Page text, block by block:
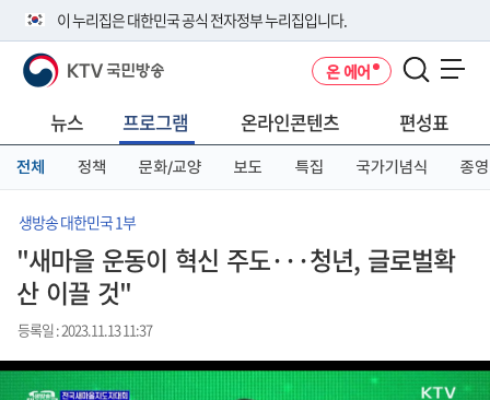
이 누리집은 대한민국 공식 전자정부 누리집입니다.
공식 누리집 주소 확인하기
니다.
이밖에 or.kr 또는 .kr등 다른 도메인 주소를 사용하고 있다면 아래 URL에
서 도메인 주소를 확인해 보세요
KTV 국민방송 온 에어
뉴스 프로그램 온라인콘텐츠 편성표
전체 정책 문화/교양 보도 특집 국가기념식 종영
생방송 대한민국 1부
"새마을 운동이 혁신 주도···청년, 글로벌확
산 이끌 것"
등록일 : 2023.11.13 11:37